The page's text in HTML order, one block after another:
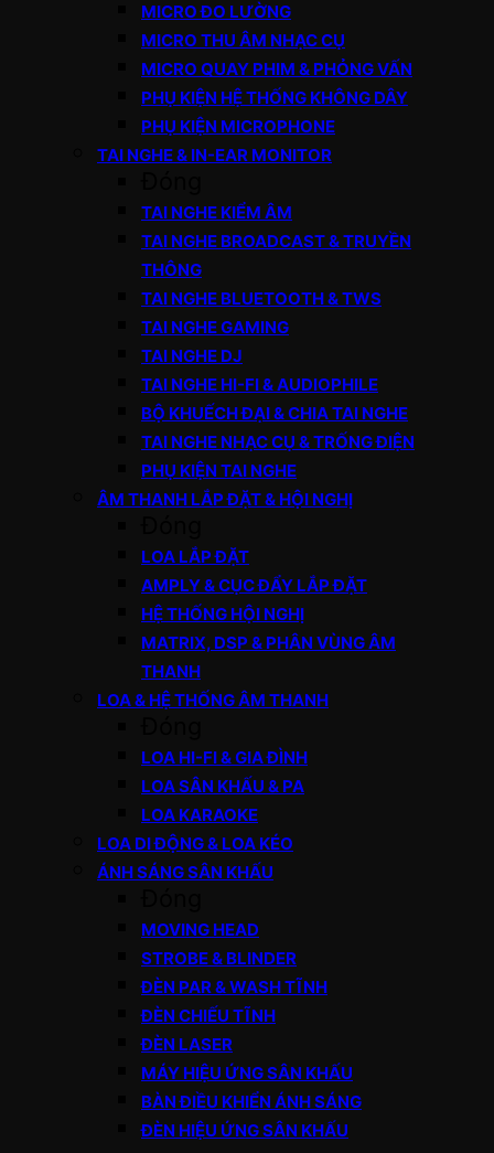
MICRO ĐO LƯỜNG
MICRO THU ÂM NHẠC CỤ
MICRO QUAY PHIM & PHỎNG VẤN
PHỤ KIỆN HỆ THỐNG KHÔNG DÂY
PHỤ KIỆN MICROPHONE
TAI NGHE & IN-EAR MONITOR
TAI NGHE KIỂM ÂM
TAI NGHE BROADCAST & TRUYỀN
THÔNG
TAI NGHE BLUETOOTH & TWS
TAI NGHE GAMING
TAI NGHE DJ
TAI NGHE HI-FI & AUDIOPHILE
BỘ KHUẾCH ĐẠI & CHIA TAI NGHE
TAI NGHE NHẠC CỤ & TRỐNG ĐIỆN
PHỤ KIỆN TAI NGHE
ÂM THANH LẮP ĐẶT & HỘI NGHỊ
LOA LẮP ĐẶT
AMPLY & CỤC ĐẨY LẮP ĐẶT
HỆ THỐNG HỘI NGHỊ
MATRIX, DSP & PHÂN VÙNG ÂM
THANH
LOA & HỆ THỐNG ÂM THANH
LOA HI-FI & GIA ĐÌNH
LOA SÂN KHẤU & PA
LOA KARAOKE
LOA DI ĐỘNG & LOA KÉO
ÁNH SÁNG SÂN KHẤU
MOVING HEAD
STROBE & BLINDER
ĐÈN PAR & WASH TĨNH
ĐÈN CHIẾU TĨNH
ĐÈN LASER
MÁY HIỆU ỨNG SÂN KHẤU
BÀN ĐIỀU KHIỂN ÁNH SÁNG
ĐÈN HIỆU ỨNG SÂN KHẤU